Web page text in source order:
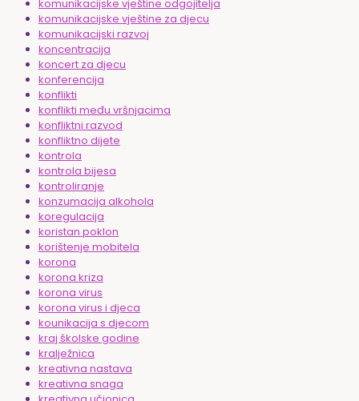
komunikacijske vještine odgojitelja
komunikacijske vještine za djecu
komunikacijski razvoj
koncentracija
koncert za djecu
konferencija
konflikti
konflikti među vršnjacima
konfliktni razvod
konfliktno dijete
kontrola
kontrola bijesa
kontroliranje
konzumacija alkohola
koregulacija
koristan poklon
korištenje mobitela
korona
korona kriza
korona virus
korona virus i djeca
kounikacija s djecom
kraj školske godine
kralježnica
kreativna nastava
kreativna snaga